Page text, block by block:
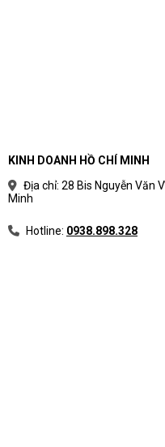
KINH DOANH HỒ CHÍ MINH
Địa chỉ: 28 Bis Nguyễn Văn
Minh
Hotline: 0938.898.328